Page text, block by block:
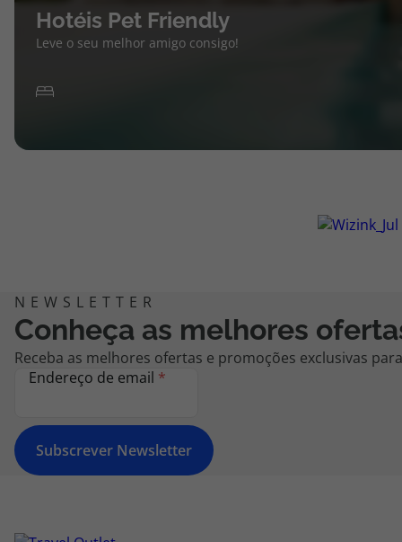
Hotéis Pet Friendly
Leve o seu melhor amigo consigo!
Conheça as melhores
Receba as melhores ofertas e promoções exclusivas
Endereço de email *
Subscrever Newsletter